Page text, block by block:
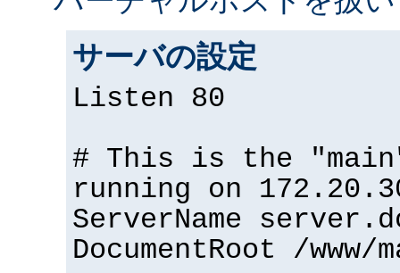
サーバの設定
Listen 80
# This is the
running on
ServerName
DocumentRoot /www/